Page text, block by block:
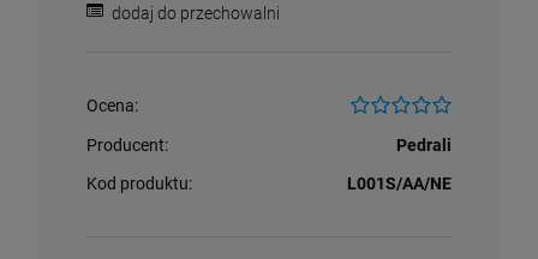
dodaj do przechowalni
Ocena:
Producent:
Pedrali
Kod produktu:
L001S/AA/NE